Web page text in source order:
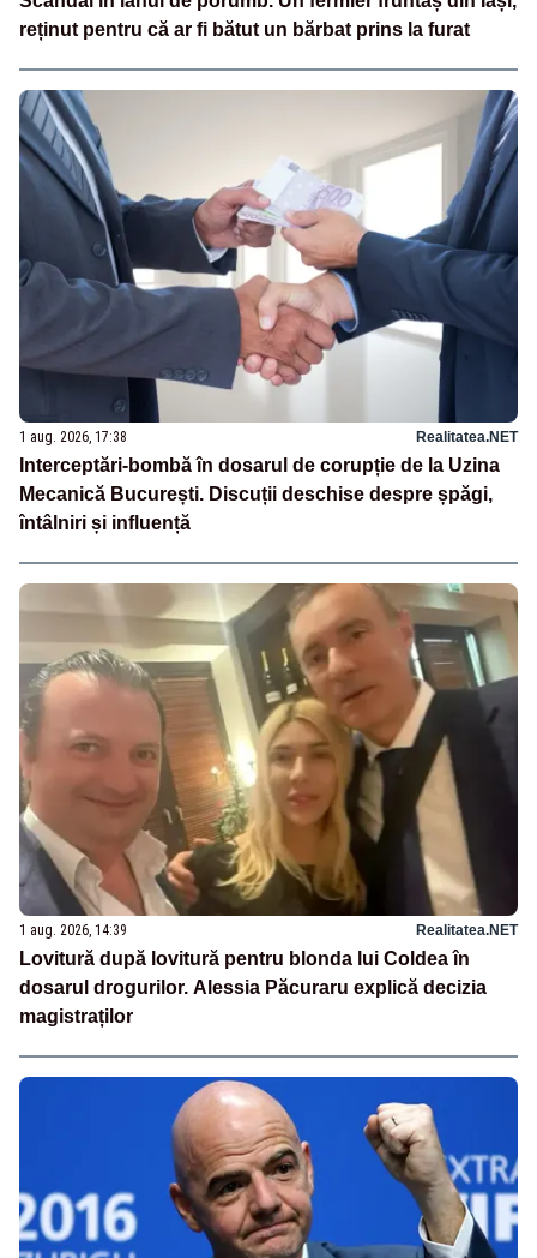
reținut pentru că ar fi bătut un bărbat prins la furat
1 aug. 2026, 17:38 Realitatea.NET
Interceptări-bombă în dosarul de corupție de la Uzina
Mecanică București. Discuții deschise despre șpăgi,
întâlniri și influență
1 aug. 2026, 14:39 Realitatea.NET
Lovitură după lovitură pentru blonda lui Coldea în
dosarul drogurilor. Alessia Păcuraru explică decizia
magistraților